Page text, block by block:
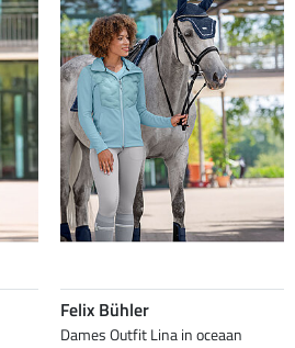
Felix Bühler
Dames Outfit Lina in oceaan